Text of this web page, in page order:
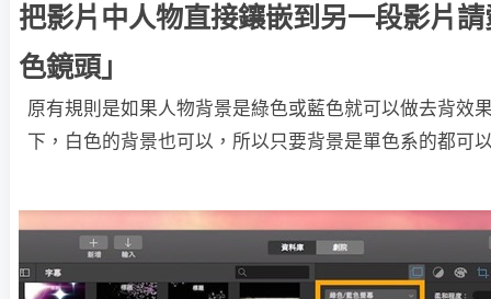
把影片中人物直接鑲嵌到另一段影片
色鏡頭」
原有規則是如果人物背景是綠色或藍色就可以做去背效
下，白色的背景也可以，所以只要背景是單色系的都可